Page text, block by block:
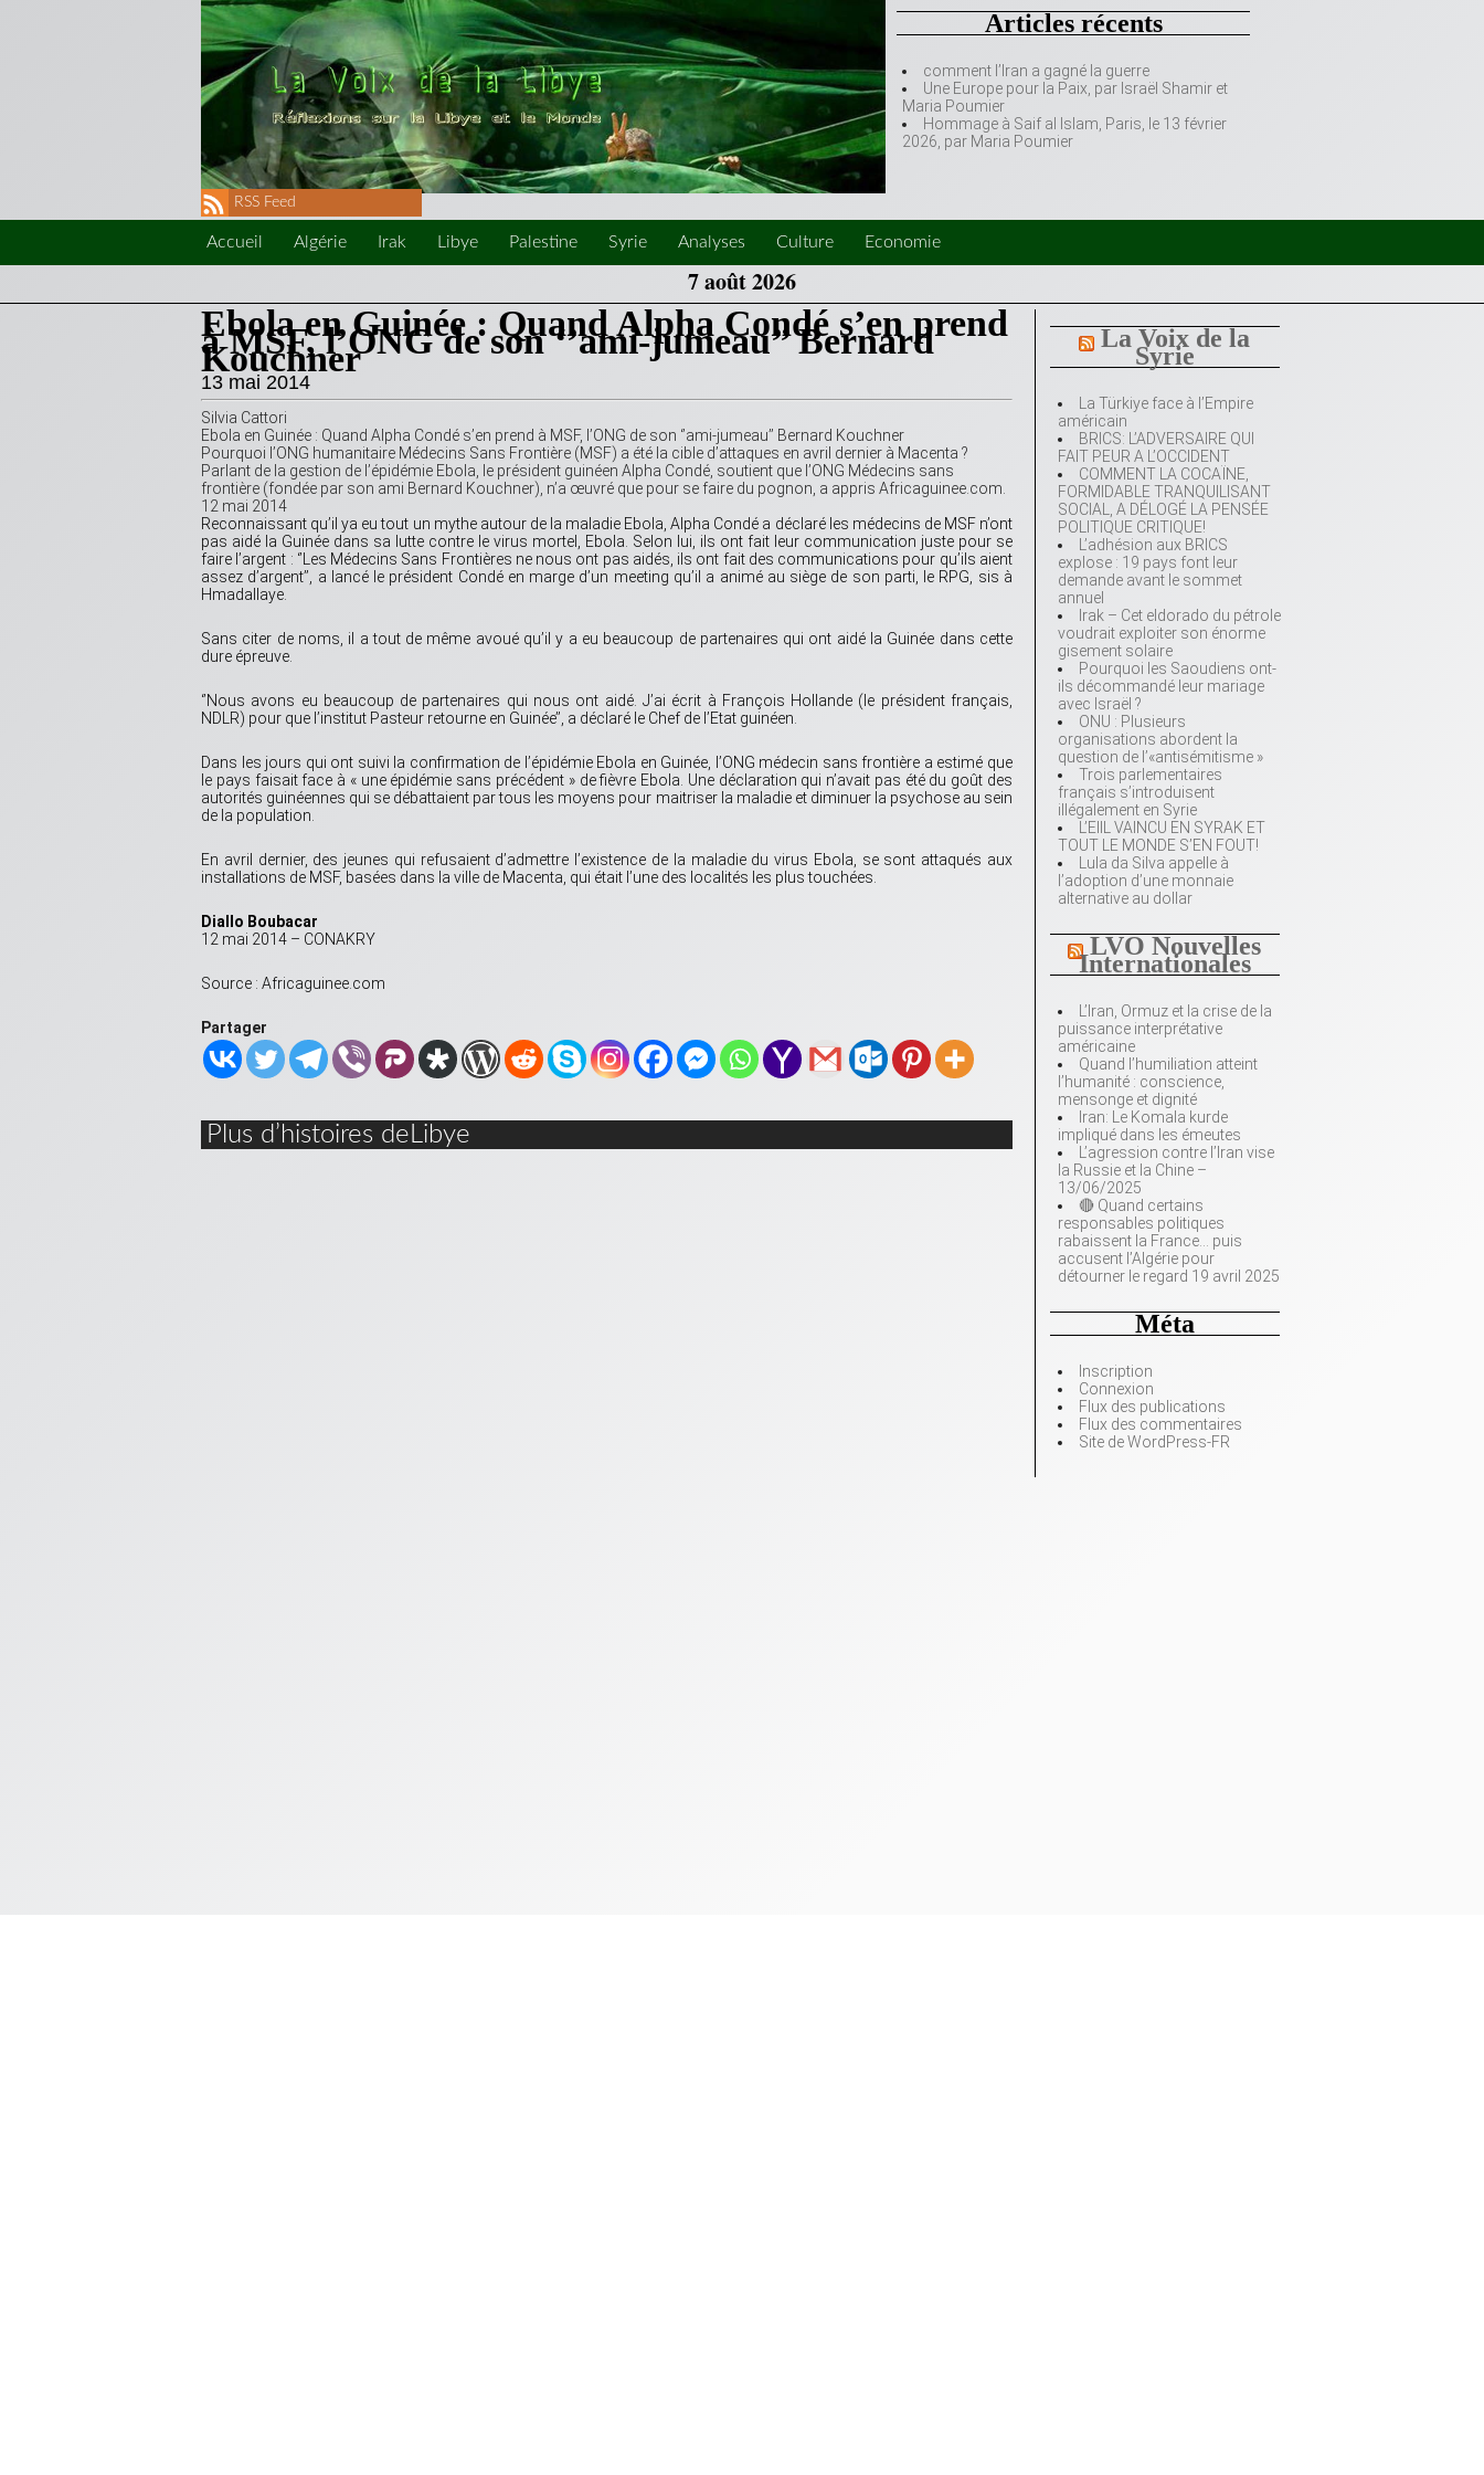
Articles récents
comment l’Iran a gagné la guerre
Une Europe pour la Paix, par Israël Shamir et
Maria Poumier
Hommage à Saif al Islam, Paris, le 13 février
2026, par Maria Poumier
RSS Feed
Accueil Algérie Irak Libye Palestine Syrie Analyses Culture Economie
7 août 2026
La Voix de la
Syrie
La Türkiye face à l’Empire
américain
BRICS: L’ADVERSAIRE QUI
FAIT PEUR A L’OCCIDENT
COMMENT LA COCAÏNE,
FORMIDABLE TRANQUILISANT
SOCIAL, A DÉLOGÉ LA PENSÉE
POLITIQUE CRITIQUE!
L’adhésion aux BRICS
explose : 19 pays font leur
demande avant le sommet
annuel
Irak – Cet eldorado du pétrole
voudrait exploiter son énorme
gisement solaire
Pourquoi les Saoudiens ont-
ils décommandé leur mariage
avec Israël ?
ONU : Plusieurs
organisations abordent la
question de l’«antisémitisme »
Trois parlementaires
français s’introduisent
illégalement en Syrie
L’EIIL VAINCU EN SYRAK ET
TOUT LE MONDE S’EN FOUT!
Lula da Silva appelle à
l’adoption d’une monnaie
alternative au dollar
LVO Nouvelles
Internationales
L’Iran, Ormuz et la crise de la
puissance interprétative
américaine
Quand l’humiliation atteint
l’humanité : conscience,
mensonge et dignité
Iran: Le Komala kurde
impliqué dans les émeutes
L’agression contre l’Iran vise
la Russie et la Chine –
13/06/2025
🔴 Quand certains
responsables politiques
rabaissent la France… puis
accusent l’Algérie pour
détourner le regard 19 avril 2025
Méta
Inscription
Connexion
Flux des publications
Flux des commentaires
Site de WordPress-FR
Ebola en Guinée : Quand Alpha Condé s’en prend
à MSF, l’ONG de son ‘’ami-jumeau’’ Bernard
Kouchner
13 mai 2014
Silvia Cattori
Ebola en Guinée : Quand Alpha Condé s’en prend à MSF, l’ONG de son ‘’ami-jumeau’’ Bernard Kouchner
Pourquoi l’ONG humanitaire Médecins Sans Frontière (MSF) a été la cible d’attaques en avril dernier à Macenta ?
Parlant de la gestion de l’épidémie Ebola, le président guinéen Alpha Condé, soutient que l’ONG Médecins sans
frontière (fondée par son ami Bernard Kouchner), n’a œuvré que pour se faire du pognon, a appris Africaguinee.com.
12 mai 2014
Reconnaissant qu’il ya eu tout un mythe autour de la maladie Ebola, Alpha Condé a déclaré les médecins de MSF n’ont
pas aidé la Guinée dans sa lutte contre le virus mortel, Ebola. Selon lui, ils ont fait leur communication juste pour se
faire l’argent : ‘’Les Médecins Sans Frontières ne nous ont pas aidés, ils ont fait des communications pour qu’ils aient
assez d’argent’’, a lancé le président Condé en marge d’un meeting qu’il a animé au siège de son parti, le RPG, sis à
Hmadallaye.
Sans citer de noms, il a tout de même avoué qu’il y a eu beaucoup de partenaires qui ont aidé la Guinée dans cette
dure épreuve.
‘’Nous avons eu beaucoup de partenaires qui nous ont aidé. J’ai écrit à François Hollande (le président français,
NDLR) pour que l’institut Pasteur retourne en Guinée’’, a déclaré le Chef de l’Etat guinéen.
Dans les jours qui ont suivi la confirmation de l’épidémie Ebola en Guinée, l’ONG médecin sans frontière a estimé que
le pays faisait face à « une épidémie sans précédent » de fièvre Ebola. Une déclaration qui n’avait pas été du goût des
autorités guinéennes qui se débattaient par tous les moyens pour maitriser la maladie et diminuer la psychose au sein
de la population.
En avril dernier, des jeunes qui refusaient d’admettre l’existence de la maladie du virus Ebola, se sont attaqués aux
installations de MSF, basées dans la ville de Macenta, qui était l’une des localités les plus touchées.
Diallo Boubacar
12 mai 2014 – CONAKRY
Source : Africaguinee.com
Partager
Plus d’histoires deLibye